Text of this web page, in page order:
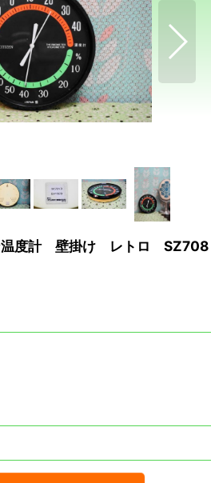
ン温度計 壁掛け レトロ